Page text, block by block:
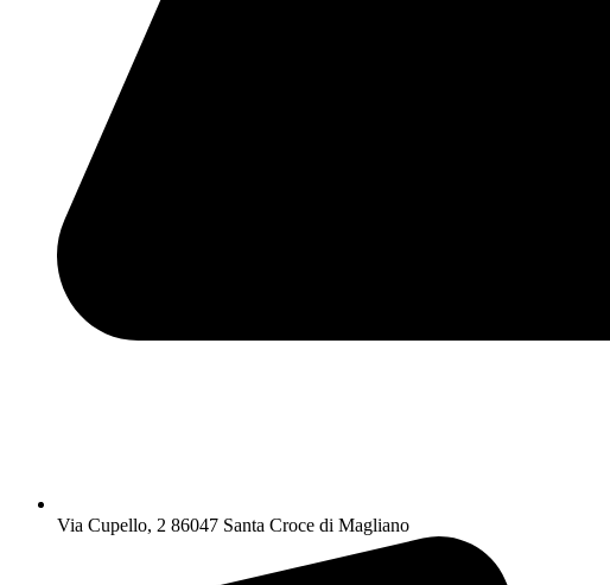
Via Cupello, 2 86047 Santa Croce di Magliano